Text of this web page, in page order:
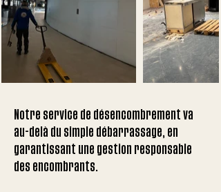
Notre service de désencombrement va
au-delà du simple débarrassage, en
garantissant une gestion responsable
des encombrants.